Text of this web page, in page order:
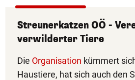
Streunerkatzen OÖ -
verwilderter Tiere
Die Organisation kümmert
Haustiere, hat sich auch den